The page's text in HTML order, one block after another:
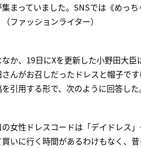
まっていました。SNSでは《めっ
ファッションライター）
か、19日にXを更新した小野田大
んがお召しだったドレスと帽子で
引用する形で、次のように回答した
の女性ドレスコードは「デイドレス
いに行く時間があるわけもなく、